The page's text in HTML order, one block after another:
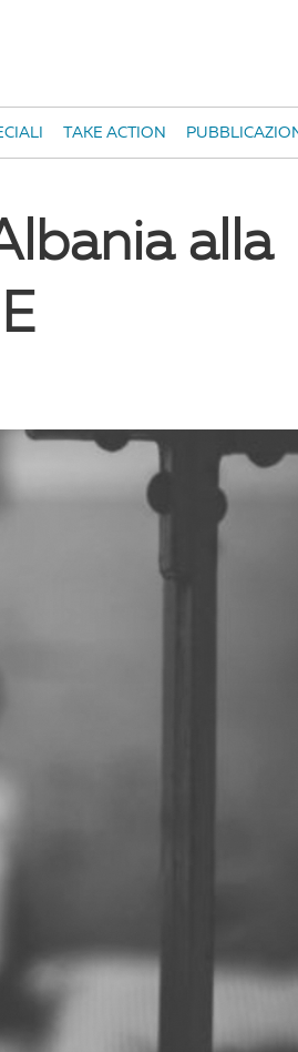
TAKE ACTION
alla